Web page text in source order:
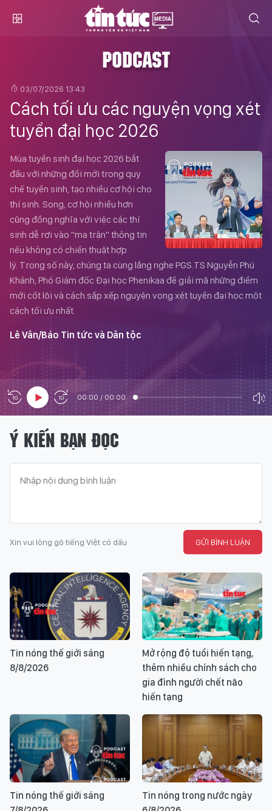
PODCAST
03/07/2026 13:43
Cách tối ưu các nguyện vọng xét
tuyển đại học 2026
Mùa tuyển sinh đại học 2026 bắt
đầu với những đổi mới trong quy
chế tuyển sinh, tạo nhiều cơ hội cho
thí sinh. Song, cơ hội nhiều hơn
cũng đồng nghĩa với việc các thí
sinh dễ rơi vào "ma trận" thông tin
nếu không có chiến thuật hợp
lý. Trong số này, chúng ta cùng lắng nghe PGS.TS Nguyễn Phú
Khánh, Phó Giám đốc Đại học Phenikaa để giải mã những điểm
mới cốt lõi và cách sắp xếp nguyện vọng xét tuyển đại học một
cách tối ưu nhất.
Lê Vân/Báo Tin tức và Dân tộc
00:00 / 00:00
Ý KIẾN BẠN ĐỌC
Xin vui lòng gõ tiếng Việt có dấu GỬI BÌNH LUẬN
Tin nóng thế giới sáng
8/8/2026
Mở rộng độ tuổi hiến tạng,
thêm nhiều chính sách cho
gia đình người chết não
hiến tạng
Tin nóng thế giới sáng
Tin nóng trong nước ngày